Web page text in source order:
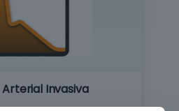
Arterial Invasiva